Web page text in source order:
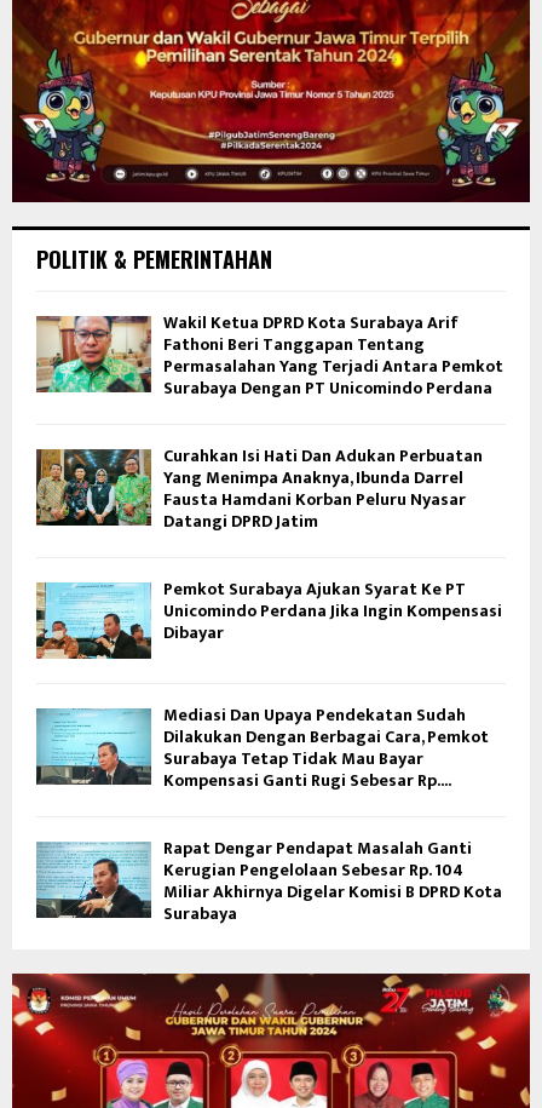
POLITIK & PEMERINTAHAN
Wakil Ketua DPRD Kota Surabaya Arif
Fathoni Beri Tanggapan Tentang
Permasalahan Yang Terjadi Antara Pemkot
Surabaya Dengan PT Unicomindo Perdana
Curahkan Isi Hati Dan Adukan Perbuatan
Yang Menimpa Anaknya, Ibunda Darrel
Fausta Hamdani Korban Peluru Nyasar
Datangi DPRD Jatim
Pemkot Surabaya Ajukan Syarat Ke PT
Unicomindo Perdana Jika Ingin Kompensasi
Dibayar
Mediasi Dan Upaya Pendekatan Sudah
Dilakukan Dengan Berbagai Cara, Pemkot
Surabaya Tetap Tidak Mau Bayar
Kompensasi Ganti Rugi Sebesar Rp....
Rapat Dengar Pendapat Masalah Ganti
Kerugian Pengelolaan Sebesar Rp. 104
Miliar Akhirnya Digelar Komisi B DPRD Kota
Surabaya